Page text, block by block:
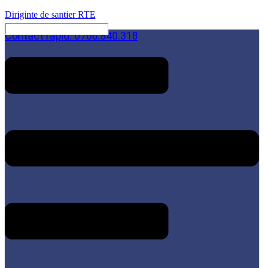
Diriginte de santier RTE
Contact rapid: 0766.840.318
Menu